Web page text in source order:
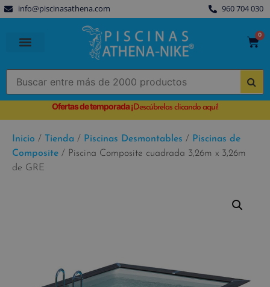
info@piscinasathena.com 960 704 030
0
Ofertas de temporada¡Descúbrelas clicando aquí!
Inicio / Tienda / Piscinas Desmontables / Piscinas de
Composite / Piscina Composite cuadrada 3,26m x 3,26m
de GRE